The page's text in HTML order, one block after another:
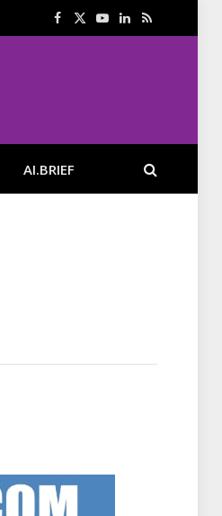
Facebook
X
YouTube
LinkedIn
RSS
AI.BRIEF